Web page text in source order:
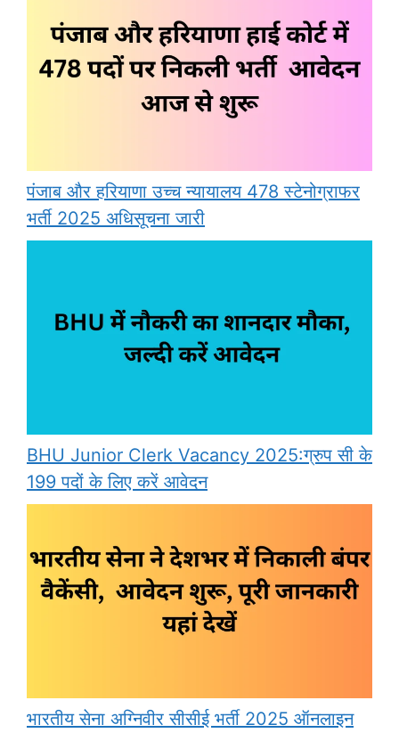
पंजाब और हरियाणा उच्च न्यायालय 478 स्टेनोग्राफर
भर्ती 2025 अधिसूचना जारी
BHU Junior Clerk Vacancy 2025:ग्रुप सी के
199 पदों के लिए करें आवेदन
भारतीय सेना अग्निवीर सीसीई भर्ती 2025 ऑनलाइन